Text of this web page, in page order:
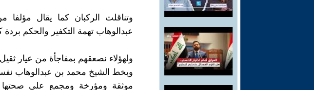
وتناقلت الركبان كما يقال
عبدالوهاب تهمة التكفير والحكم
ولهؤلاء نصعقهم بمفاجأة من عيار
وبخط الشيخ محمد بن عبدالوهاب
موثقة ومؤرخة ومجمع على